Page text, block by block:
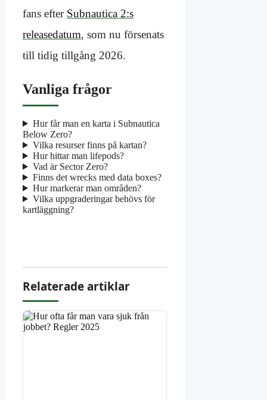
fans efter Subnautica 2:s
releasedatum, som nu försenats
till tidig tillgång 2026.
Vanliga frågor
Hur får man en karta i Subnautica
Below Zero?
Vilka resurser finns på kartan?
Hur hittar man lifepods?
Vad är Sector Zero?
Finns det wrecks med data boxes?
Hur markerar man områden?
Vilka uppgraderingar behövs för
kartläggning?
Relaterade artiklar